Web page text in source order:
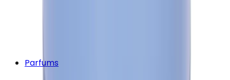
Parfums